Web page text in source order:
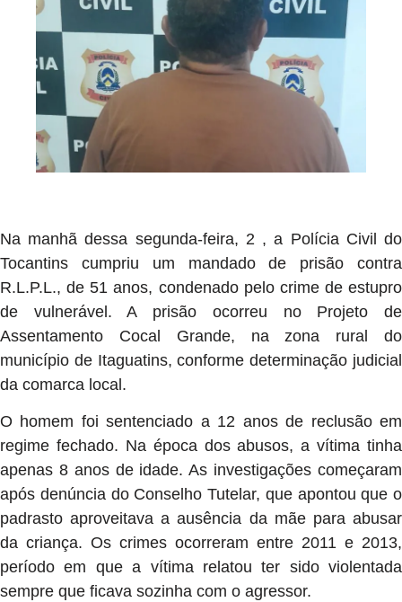
Na manhã dessa segunda-feira, 2 , a Polícia Civil do
Tocantins cumpriu um mandado de prisão contra
R.L.P.L., de 51 anos, condenado pelo crime de estupro
de vulnerável. A prisão ocorreu no Projeto de
Assentamento Cocal Grande, na zona rural do
município de Itaguatins, conforme determinação judicial
da comarca local.
O homem foi sentenciado a 12 anos de reclusão em
regime fechado. Na época dos abusos, a vítima tinha
apenas 8 anos de idade. As investigações começaram
após denúncia do Conselho Tutelar, que apontou que o
padrasto aproveitava a ausência da mãe para abusar
da criança. Os crimes ocorreram entre 2011 e 2013,
período em que a vítima relatou ter sido violentada
sempre que ficava sozinha com o agressor.